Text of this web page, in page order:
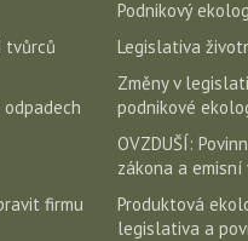
tvůrců
firmu
Podnikový
Legislativa
Změny v
podnikové
OVZDUŠÍ:
zákona a emisní
Produktová
legislativa a